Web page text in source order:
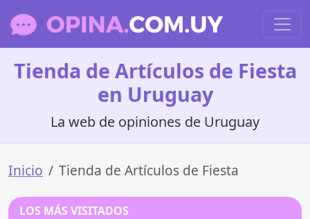
Tienda de Artículos de Fiesta
en Uruguay
La web de opiniones de Uruguay
Inicio Tienda de Artículos de Fiesta
LOS MÁS VISITADOS